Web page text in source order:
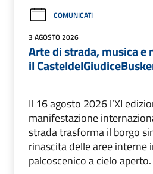
COMUNICATI
3 AGOSTO 2026
Arte di strada, musica
il
Il 16 agosto 2026 l’XI
manifestazione
strada trasforma il borgo
rinascita delle aree interne
palcoscenico a cielo aperto.